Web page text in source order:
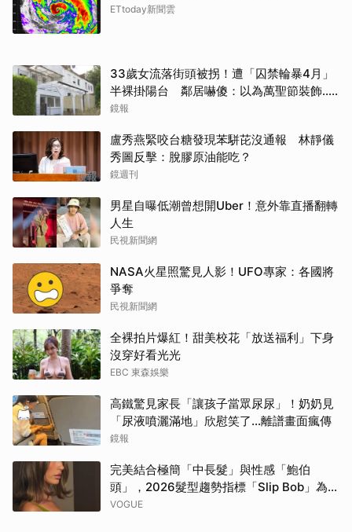
ETtoday新聞雲
33歲女流落街頭被拐！遭「囚禁輪暴4月」
半裸掛陽台 鄰居嚇傻：以為萬聖節裝飾...
主謀竟與妻小同住
鏡報
盧秀燕緊咬台糖發現苯駢芘沒通報 林靜儀
秀圖反擊：脫膠原油能吃？
鏡週刊
男星自曝低潮曾想開Uber！意外靠直播翻轉
人生
民視新聞網
NASA火星照驚見人影！UFO專家：各國將
爭奪
民視新聞網
全裸拍片爆紅！甜美校花「放送福利」下身
沒穿好看光光
EBC 東森娛樂
高鐵驚見家長「讓孩子當眾尿尿」！奶奶見
「尿液噴灑滿地」欣慰笑了…離譜畫面瘋傳
鏡報
完美結合極簡「中長髮」與性感「鮑伯
頭」，2026髮型趨勢指標「Slip Bob」為何
自帶90年代超模氣場？
VOGUE